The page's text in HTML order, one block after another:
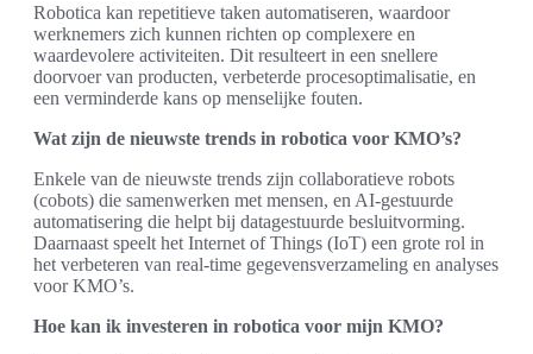
Robotica kan repetitieve taken automatiseren, waardoor
werknemers zich kunnen richten op complexere en
waardevolere activiteiten. Dit resulteert in een snellere
doorvoer van producten, verbeterde procesoptimalisatie, en
een verminderde kans op menselijke fouten.
Wat zijn de nieuwste trends in robotica voor KMO’s?
Enkele van de nieuwste trends zijn collaboratieve robots
(cobots) die samenwerken met mensen, en AI-gestuurde
automatisering die helpt bij datagestuurde besluitvorming.
Daarnaast speelt het Internet of Things (IoT) een grote rol in
het verbeteren van real-time gegevensverzameling en analyses
voor KMO’s.
Hoe kan ik investeren in robotica voor mijn KMO?